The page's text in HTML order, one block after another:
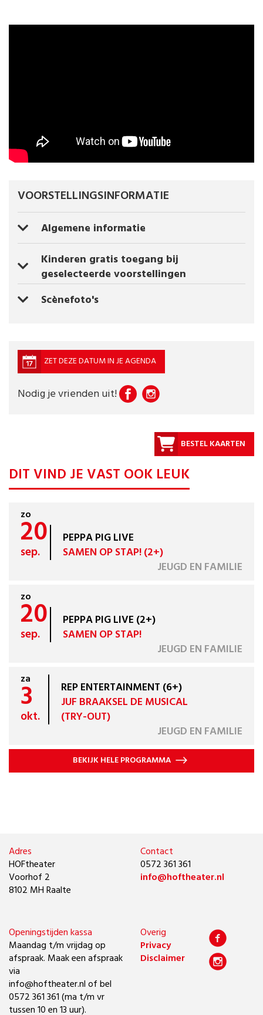
VOORSTELLINGSINFORMATIE
Algemene informatie
Kinderen gratis toegang bij
geselecteerde voorstellingen
Scènefoto's
ZET DEZE DATUM IN JE AGENDA
Nodig je vrienden uit!
BESTEL KAARTEN
DIT VIND JE VAST OOK LEUK
zo
20
sep.
PEPPA PIG LIVE
SAMEN OP STAP! (2+)
JEUGD EN FAMILIE
zo
20
sep.
PEPPA PIG LIVE (2+)
SAMEN OP STAP!
JEUGD EN FAMILIE
za
3
okt.
REP ENTERTAINMENT (6+)
JUF BRAAKSEL DE MUSICAL
(TRY-OUT)
JEUGD EN FAMILIE
BEKIJK HELE PROGRAMMA
Adres
HOFtheater
Voorhof 2
8102 MH Raalte
Contact
0572 361 361
info@hoftheater.nl
Openingstijden kassa
Maandag t/m vrijdag op
afspraak. Maak een afspraak
via
info@hoftheater.nl of bel
0572 361 361 (ma t/m vr
tussen 10 en 13 uur).
Overig
Privacy
Disclaimer